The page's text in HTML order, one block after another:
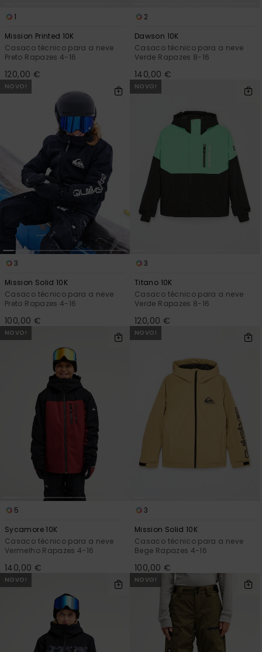
1
Mission Printed 10K
Casaco técnico para a neve
Preto Rapazes 4-16
120,00 €
2
Dawson 10K
Casaco técnico para a neve
Verde Rapazes 8-16
140,00 €
NOVO!
3
Mission Solid 10K
Casaco técnico para a neve
Preto Rapazes 4-16
100,00 €
NOVO!
3
Titano 10K
Casaco técnico para a neve
Verde Rapazes 8-16
120,00 €
NOVO!
5
Sycamore 10K
Casaco técnico para a neve
Vermelho Rapazes 4-16
140,00 €
NOVO!
3
Mission Solid 10K
Casaco técnico para a neve
Bege Rapazes 4-16
100,00 €
NOVO! NOVO!